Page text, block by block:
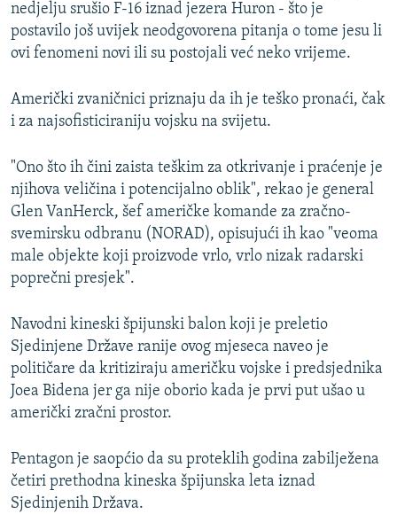
nedjelju srušio F-16 iznad jezera Huron - što je
postavilo još uvijek neodgovorena pitanja o tome jesu li
ovi fenomeni novi ili su postojali već neko vrijeme.
Američki zvaničnici priznaju da ih je teško pronaći, čak
i za najsofisticiraniju vojsku na svijetu.
"Ono što ih čini zaista teškim za otkrivanje i praćenje je
njihova veličina i potencijalno oblik", rekao je general
Glen VanHerck, šef američke komande za zračno-
svemirsku odbranu (NORAD), opisujući ih kao "veoma
male objekte koji proizvode vrlo, vrlo nizak radarski
poprečni presjek".
Navodni kineski špijunski balon koji je preletio
Sjedinjene Države ranije ovog mjeseca naveo je
političare da kritiziraju američku vojske i predsjednika
Joea Bidena jer ga nije oborio kada je prvi put ušao u
američki zračni prostor.
Pentagon je saopćio da su proteklih godina zabilježena
četiri prethodna kineska špijunska leta iznad
Sjedinjenih Država.